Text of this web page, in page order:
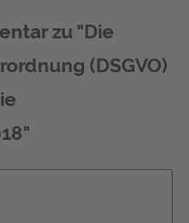
zu "Die
(DSGVO)